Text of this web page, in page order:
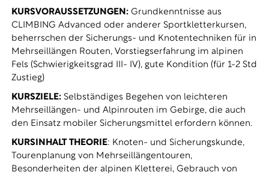
KURSVORAUSSETZUNGEN:Grundkenntnisse aus
CLIMBING Advanced oder anderer Sportkletterkursen,
beherrschen der Sicherungs- und Knotentechniken für in
Mehrseillängen Routen, Vorstiegserfahrung im alpinen
Fels (Schwierigkeitsgrad III- IV), gute Kondition (für 1-2 Std
Zustieg)
KURSZIELE: Selbständiges Begehen von leichteren
Mehrseillängen- und Alpinrouten im Gebirge, die auch
den Einsatz mobiler Sicherungsmittel erfordern können.
KURSINHALT THEORIE: Knoten- und Sicherungskunde,
Tourenplanung von Mehrseillängentouren,
Besonderheiten der alpinen Kletterei, Gebrauch von